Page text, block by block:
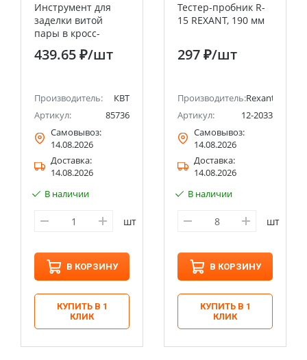
Инструмент для
заделки витой
пары в кросс-
панель PD-01 КВТ
439.65 ₽/шт
Производитель:
КВТ
Артикул:
85736
Самовывоз:
14.08.2026
Доставка:
14.08.2026
В наличии
шт
В КОРЗИНУ
КУПИТЬ В 1
КЛИК
Тестер-пробник R-
15 REXANT, 190 мм
297 ₽/шт
Производитель:Rexant
Артикул:
12-2033
Самовывоз:
14.08.2026
Доставка:
14.08.2026
В наличии
шт
В КОРЗИНУ
КУПИТЬ В 1
КЛИК